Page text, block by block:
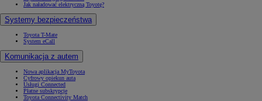
Jak naładować elektryczną Toyotę?
Systemy bezpieczeństwa
Toyota T-Mate
System eCall
Komunikacja z autem
Nowa aplikacja MyToyota
Cyfrowy opiekun auta
Usługi Connected
Płatne subskrypcje
Toyota Connectivity Match